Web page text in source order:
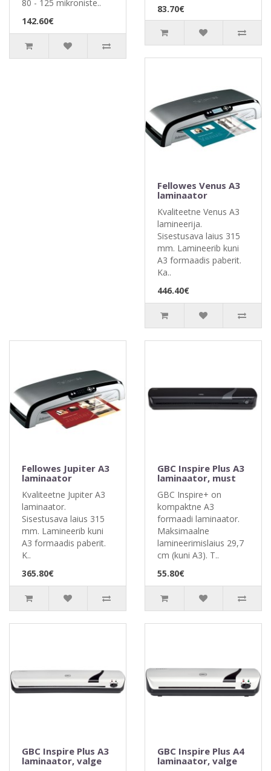
80 - 125 mikroniste..
142.60€
83.70€
Fellowes Venus A3
laminaator
Kvaliteetne Venus A3
lamineerija.
Sisestusava laius 315
mm. Lamineerib kuni
A3 formaadis paberit.
Ka..
446.40€
Fellowes Jupiter A3
laminaator
Kvaliteetne Jupiter A3
laminaator.
Sisestusava laius 315
mm. Lamineerib kuni
A3 formaadis paberit.
K..
365.80€
GBC Inspire Plus A3
laminaator, must
GBC Inspire+ on
kompaktne A3
formaadi laminaator.
Maksimaalne
lamineerimislaius 29,7
cm (kuni A3). T..
55.80€
GBC Inspire Plus A3
laminaator, valge
GBC Inspire Plus A4
laminaator, valge